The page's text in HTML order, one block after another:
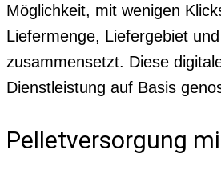
Möglichkeit, mit wenigen
Liefermenge, Liefergebiet
zusammensetzt. Diese
Dienstleistung auf Basis
Pelletversorgung